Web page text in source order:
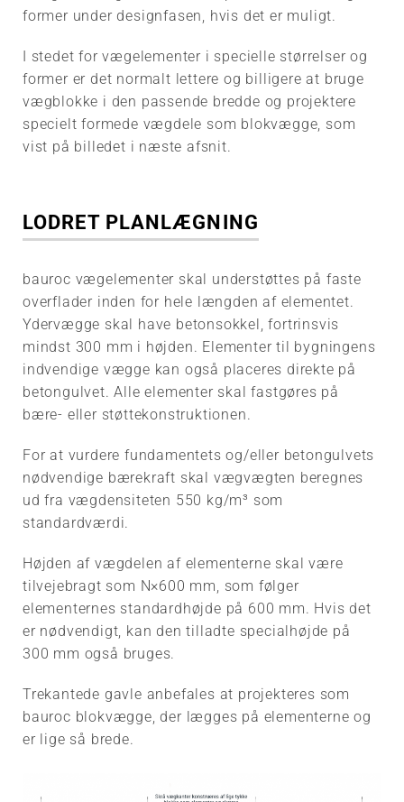
former under designfasen, hvis det er muligt.
I stedet for vægelementer i specielle størrelser og
former er det normalt lettere og billigere at bruge
vægblokke i den passende bredde og projektere
specielt formede vægdele som blokvægge, som
vist på billedet i næste afsnit.
LODRET PLANLÆGNING
bauroc vægelementer skal understøttes på faste
overflader inden for hele længden af elementet.
Ydervægge skal have betonsokkel, fortrinsvis
mindst 300 mm i højden. Elementer til bygningens
indvendige vægge kan også placeres direkte på
betongulvet. Alle elementer skal fastgøres på
bære- eller støttekonstruktionen.
For at vurdere fundamentets og/eller betongulvets
nødvendige bærekraft skal vægvægten beregnes
ud fra vægdensiteten 550 kg/m³ som
standardværdi.
Højden af vægdelen af elementerne skal være
tilvejebragt som N×600 mm, som følger
elementernes standardhøjde på 600 mm. Hvis det
er nødvendigt, kan den tilladte specialhøjde på
300 mm også bruges.
Trekantede gavle anbefales at projekteres som
bauroc blokvægge, der lægges på elementerne og
er lige så brede.